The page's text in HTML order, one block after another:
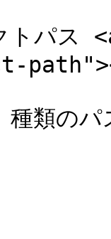
トパ
類のパ